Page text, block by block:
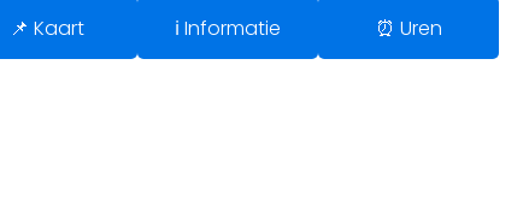
📌 Kaart ℹ️ Informatie ⏰ Uren